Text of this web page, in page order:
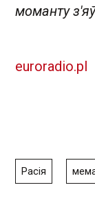
моманту
euroradio.pl
Расія